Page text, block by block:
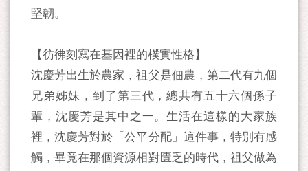
堅韌。
【彷彿刻寫在基因裡的樸實性格】
沈慶芳出生於農家，祖父是佃農，第二代有九個
兄弟姊妹，到了第三代，總共有五十六個孫子
輩，沈慶芳是其中之一。生活在這樣的大家族
裡，沈慶芳對於「公平分配」這件事，特別有感
觸，畢竟在那個資源相對匱乏的時代，祖父做為